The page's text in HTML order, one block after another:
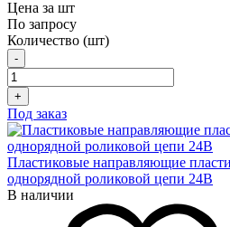
Цена за шт
По запросу
Количество (шт)
-
+
Под заказ
Пластиковые направляющие
однорядной роликовой цепи 24B
В наличии